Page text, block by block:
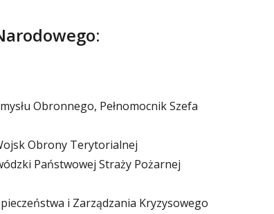
Obronnego, Pełnomocnik Szefa
Obrony Terytorialnej
Państwowej Straży Pożarnej
i Zarządzania Kryzysowego